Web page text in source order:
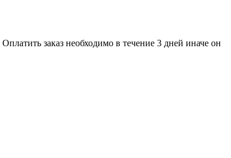
заказ необходимо в течение 3 дней иначе он